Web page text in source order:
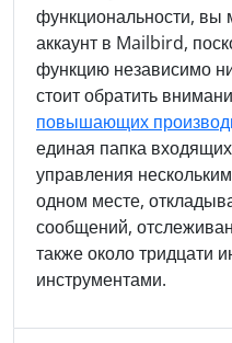
функциональности, вы
аккаунт в Mailbird,
функцию независимо
стоит обратить
повышающих
единая папка
управления
одном месте,
сообщений,
также около тридцати
инструментами.